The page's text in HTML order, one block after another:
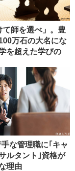
て師を選べ」。豊
万石の大名にな
を超えた学びの
な管理職に｢キャ
ルタント｣資格が
理由